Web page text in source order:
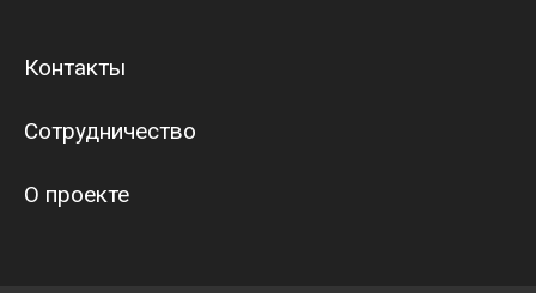
Контакты
Сотрудничество
О проекте